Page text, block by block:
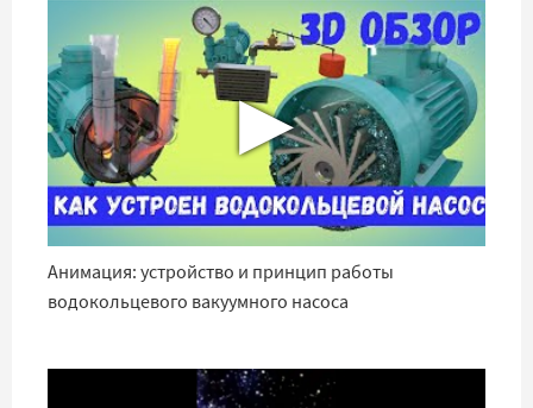
▶
Анимация: устройство и принцип работы
водокольцевого вакуумного насоса